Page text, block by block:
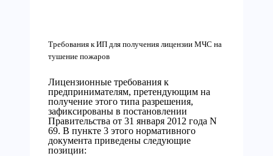
Требования к ИП для получения лицензии МЧС на
тушение пожаров
Лицензионные требования к
предпринимателям, претендующим на
получение этого типа разрешения,
зафиксированы в постановлении
Правительства от 31 января 2012 года N
69. В пункте 3 этого нормативного
документа приведены следующие
позиции: